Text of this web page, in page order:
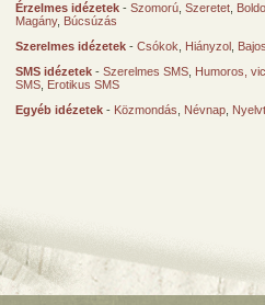
Érzelmes idézetek - Szomorú Szeretet
Magány, Búcsúzás
Szerelmes idézetek - Csókok Hiányzol
SMS idézetek - Szerelmes SMS Humoros,
SMS Erotikus SMS
Egyéb idézetek - Közmondás Névnap